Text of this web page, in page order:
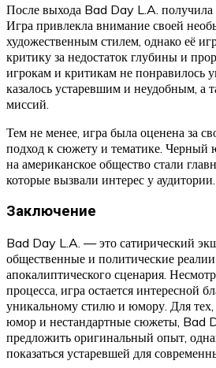
После выхода Bad Day L.A. получила
Игра привлекла внимание своей
художественным стилем, однако её
критику за недостаток глубины и
игрокам и критикам не понравилось
казалось устаревшим и неудобным, а
миссий.
Тем не менее, игра была оценена за
подход к сюжету и тематике. Черный
на американское общество стали
которые вызвали интерес у аудитории.
Заключение
Bad Day L.A. — это сатирический
общественные и политические
апокалиптического сценария.
процесса, игра остается интересной
уникальному стилю и юмору. Для
юмор и нестандартные сюжеты, Bad
предложить оригинальный опыт,
показаться устаревшей для